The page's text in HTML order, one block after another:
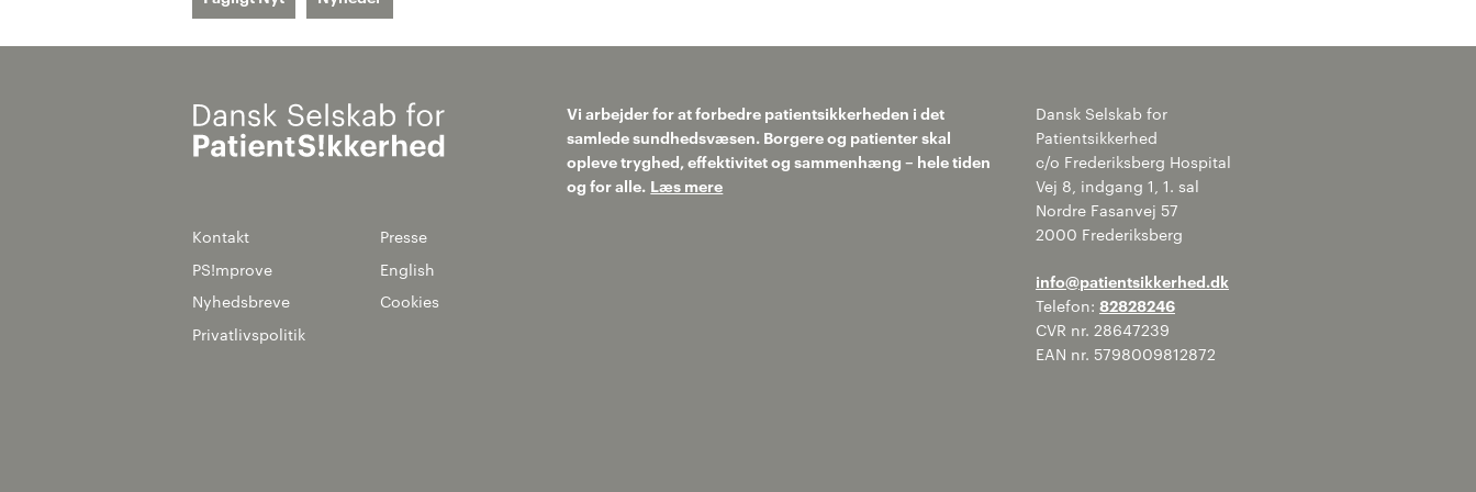
Kontakt
Presse
PS!mprove
English
Nyhedsbreve
Cookies
Privatlivspolitik
Vi arbejder for at forbedre patientsikkerheden i det
samlede sundhedsvæsen. Borgere og patienter skal
opleve tryghed, effektivitet og sammenhæng – hele tiden
og for alle. Læs mere
Dansk Selskab for
Patientsikkerhed
c/o Frederiksberg Hospital
Vej 8, indgang 1, 1. sal
Nordre Fasanvej 57
2000 Frederiksberg
info@patientsikkerhed.dk
Telefon: 82828246
CVR nr. 28647239
EAN nr. 5798009812872